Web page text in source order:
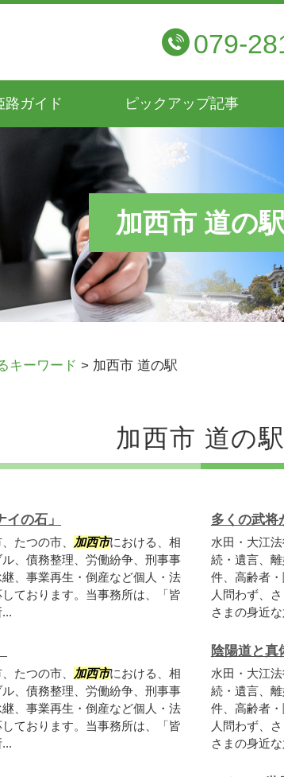
加西市 道の駅
079-
路ガイド ピックアップ記事
キーワード > 加西市 道の駅
加西市 道の駅
の石」
たつの市、 加西市における、相
、債務整理、労働紛争、刑事事
、事業再生・倒産など個人・法
ております。当事務所は、「皆
多くの武将
水田・大江
続・遺言、
件、高齢者
人問わず、
さまの身近
たつの市、 加西市における、相
、債務整理、労働紛争、刑事事
、事業再生・倒産など個人・法
ております。当事務所は、「皆
陰陽道と真
水田・大江
続・遺言、
件、高齢者
人問わず、
さまの身近